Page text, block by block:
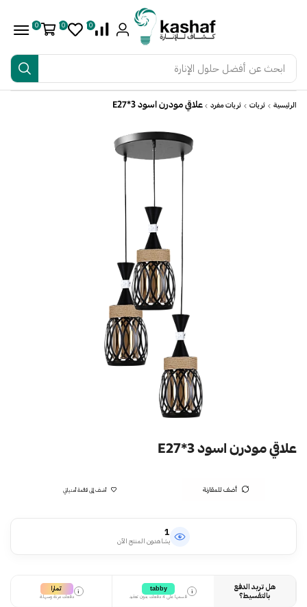
ابحث عن أفضل حلول الإنارة
0
0
0
الرئيسية ثريات ثريات مفرد علاقي مودرن اسود E27*3
علاقي مودرن اسود E27*3
أضف للمقارنة أضف إلى قائمة أمنياتي
1
يشاهدون المنتج الآن
هل تريد الدفع
بالتقسيط؟
i
tabby
قسمها على 4 دفعات بدون تعقيد
i تمارا
دفعات مرنة وسهلة